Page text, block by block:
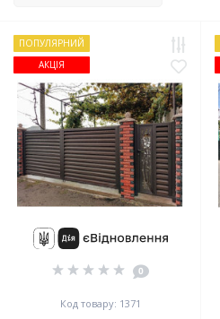
ПОПУЛЯРНИЙ
АКЦІЯ
0
Код товару: 1371